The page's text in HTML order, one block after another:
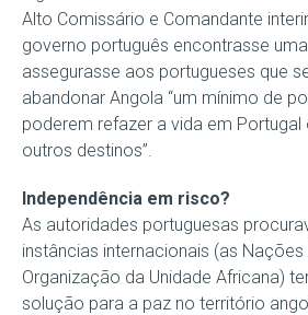
Alto Comissário e Comandante
governo português encontrasse
assegurasse aos portugueses que
abandonar Angola “um mínimo de
poderem refazer a vida em Portugal
outros destinos”.
Independência em risco?
As autoridades portuguesas
instâncias internacionais (as Nações
Organização da Unidade Africana)
solução para a paz no território